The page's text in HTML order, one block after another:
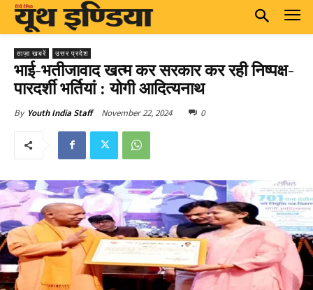
ताज़ा खबरें उत्तर प्रदेश
भाई-भतीजावाद खत्म कर सरकार कर रही निष्पक्ष-
पारदर्शी भर्तियां : योगी आदित्यनाथ
By Youth India Staff November 22, 2024 0